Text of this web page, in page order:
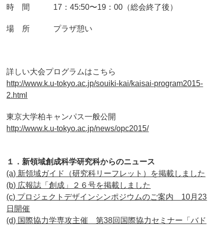
時 間 17：45:50〜19：00（総会終了後）
場 所 プラザ憩い
詳しい大会プログラムはこちら
http://www.k.u-tokyo.ac.jp/souiki-kai/kaisai-program2015-
2.html
東京大学柏キャンパス一般公開
http://www.k.u-tokyo.ac.jp/news/opc2015/
１．新領域創成科学研究科からのニュース
(a) 新領域ガイド（研究科リーフレット）を掲載しました
(b) 広報誌「創成」２６号を掲載しました
(c) プロジェクトデザインシンポジウムのご案内 10月23
日開催
(d) 国際協力学専攻主催 第38回国際協力セミナー「バド